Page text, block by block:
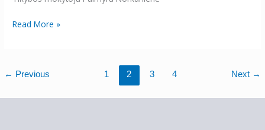
Read More »
← Previous 1 2 3 4 Next →